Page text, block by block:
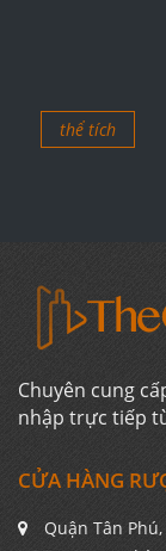
thể tích
Chuyên cung
nhập trực tiếp
CỬA HÀNG
Quận Tân